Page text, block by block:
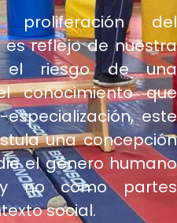
del
reflejo de nuestra
riesgo de una
conocimiento que
este
una concepción
el género humano
no como partes
social.